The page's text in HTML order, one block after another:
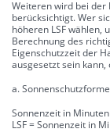
Weiteren wird bei der
berücksichtigt. Wer
höheren LSF wählen,
Berechnung des
Eigenschutzzeit der
ausgesetzt sein
a.
Sonnenzeit in
LSF = Sonnenzeit in